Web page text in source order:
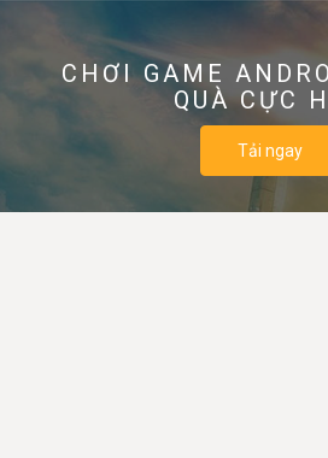
CHƠI GAME
QUÀ CỰC
Tải ngay